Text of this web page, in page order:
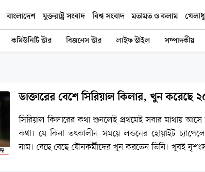
বাংলাদেশ যুক্তরাষ্ট্র সংবাদ বিশ্ব সংবাদ মতামত ও কলাম
কমিউনিটি স্টার বিজনেস স্টার লাইফ স্টাইল সম্পাদকীয়
ডাক্তারের বেশে সিরিয়াল কিলার, খুন করেছে
সিরিয়াল কিলারের কথা শুনলেই প্রথমেই সবার মাথায় আসে
কথা। যে কিনা তৎকালীন সময়ে লন্ডনের হোয়াইট
নাম। বেছে বেছে যৌনকর্মীদের খুন করতেন তিনি। খুবই